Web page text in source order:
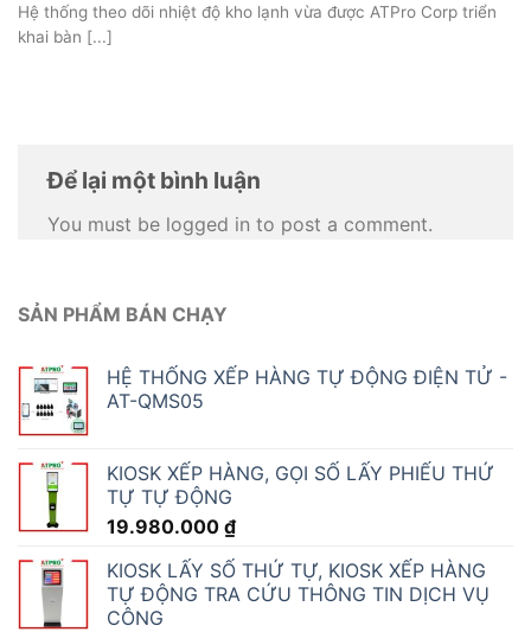
Hệ thống theo dõi nhiệt độ kho lạnh vừa được ATPro Corp triển
khai bàn [...]
Để lại một bình luận
You must be logged in to post a comment.
SẢN PHẨM BÁN CHẠY
HỆ THỐNG XẾP HÀNG TỰ ĐỘNG ĐIỆN TỬ -
AT-QMS05
KIOSK XẾP HÀNG, GỌI SỐ LẤY PHIẾU THỨ
TỰ TỰ ĐỘNG
19.980.000 ₫
KIOSK LẤY SỐ THỨ TỰ, KIOSK XẾP HÀNG
TỰ ĐỘNG TRA CỨU THÔNG TIN DỊCH VỤ
CÔNG